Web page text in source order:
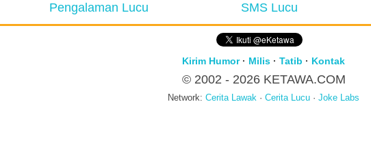
Pengalaman Lucu SMS Lucu
Kirim Humor· Milis · Tatib · Kontak
© 2002 - 2026 KETAWA.COM
Network: Cerita Lawak · Cerita Lucu · Joke Labs